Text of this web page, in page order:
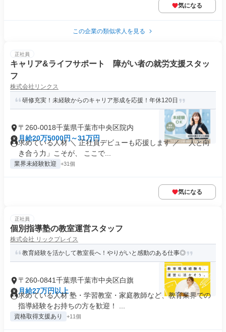
気になる
この企業の類似求人を見る
正社員
キャリア&ライフサポート 障がい者の就労支援スタッ
フ
株式会社リンクス
研修充実！未経験からのキャリア形成を応援！年休120日
〒260-0018千葉県千葉市中央区院内
月給20万5000円～31万円
求めている人材 ＼ 正社員デビューも応援します ／ 「人と向
き合う力」こそが、 ここで...
業界未経験歓迎 +31個
気になる
正社員
個別指導塾の教室運営スタッフ
株式会社 リックプレイス
教育経験を活かして教室長へ！やりがいと感動のある仕事◎
〒260-0841千葉県千葉市中央区白旗
月給27万円以上
求めている人材 塾・学習教室・家庭教師など、教育業界での
指導経験をお持ちの方を歓迎！ ...
資格取得支援あり +11個